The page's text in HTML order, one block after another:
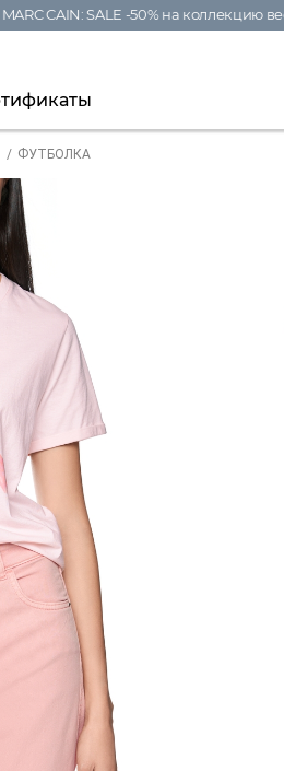
CAIN: SALE -50% на коллекцию
/ ФУТБОЛКА